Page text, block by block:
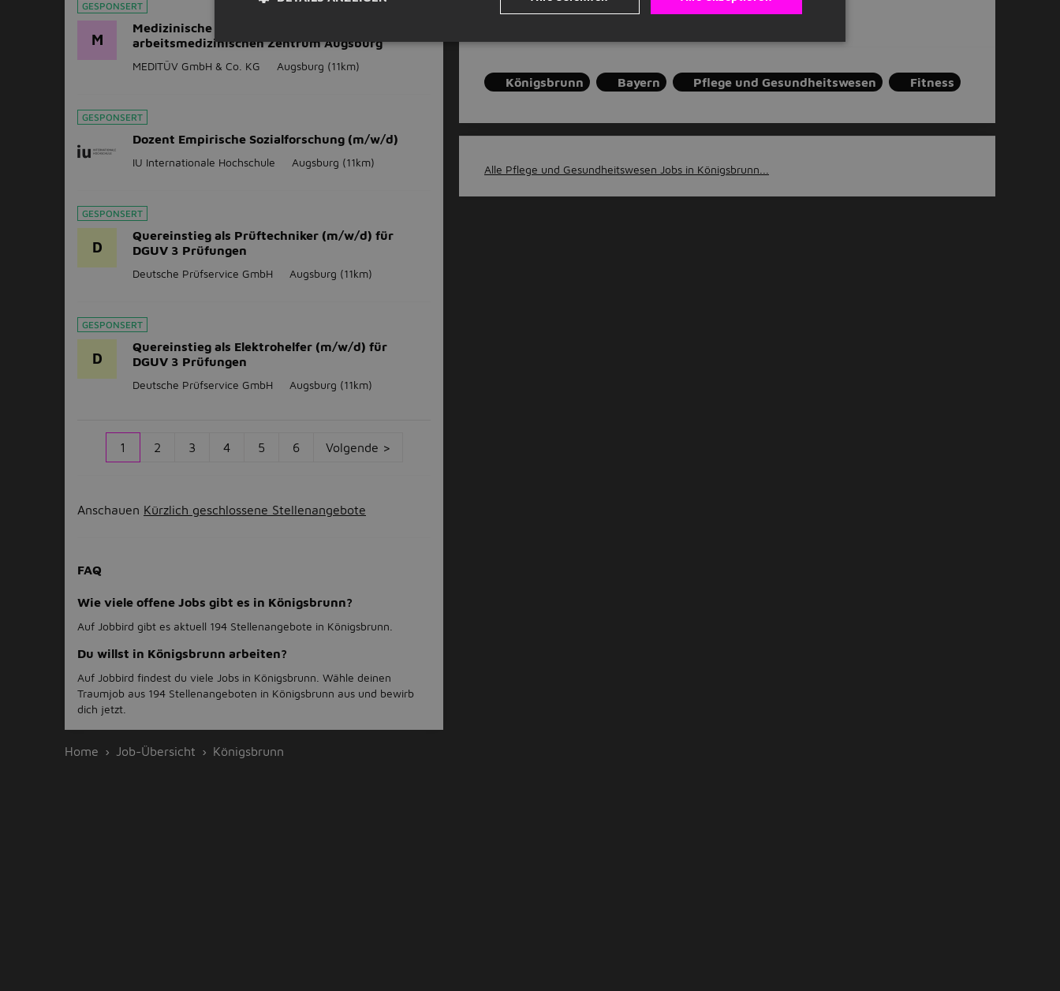
GESPONSERT
M
Medizinische Fachangestellte (m/w/d) im
arbeitsmedizinischen Zentrum Augsburg
MEDITÜV GmbH & Co. KG Augsburg (11km)
GESPONSERT
Dozent Empirische Sozialforschung (m/w/d)
IU Internationale Hochschule Augsburg (11km)
GESPONSERT
D
Quereinstieg als Prüftechniker (m/w/d) für
DGUV 3 Prüfungen
Deutsche Prüfservice GmbH Augsburg (11km)
GESPONSERT
D
Quereinstieg als Elektrohelfer (m/w/d) für
DGUV 3 Prüfungen
Deutsche Prüfservice GmbH Augsburg (11km)
1 2 3 4 5 6 Volgende >
Anschauen Kürzlich geschlossene Stellenangebote
FAQ
Wie viele offene Jobs gibt es in Königsbrunn?
Auf Jobbird gibt es aktuell 194 Stellenangebote in Königsbrunn.
Du willst in Königsbrunn arbeiten?
Auf Jobbird findest du viele Jobs in Königsbrunn. Wähle deinen
Traumjob aus 194 Stellenangeboten in Königsbrunn aus und bewirb
dich jetzt.
Home Job-Übersicht Königsbrunn
Job-Alert einstellen
Königsbrunn Bayern Pflege und Gesundheitswesen Fitness
Alle Pflege und Gesundheitswesen Jobs in Königsbrunn...